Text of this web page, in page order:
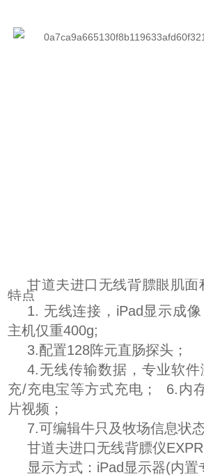
甘道夫进口无线背膘眼肌面
特点
1. 无线连接，iPad显示成像
主机仅重400g;
3.配置128阵元直肠探头；
4.无线传输数据，专业软
充/充电宝等方式充电； 6.内
片视频；
7.可编辑牛只及牧场信息状态
甘道夫进口无线背膘仪
显示方式：iPad显示器(内置